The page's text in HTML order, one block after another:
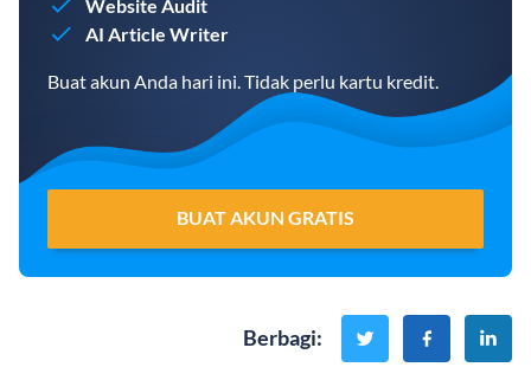
Website Audit
AI Article Writer
Buat akun Anda hari ini. Tidak perlu kartu kredit.
BUAT AKUN GRATIS
Berbagi: